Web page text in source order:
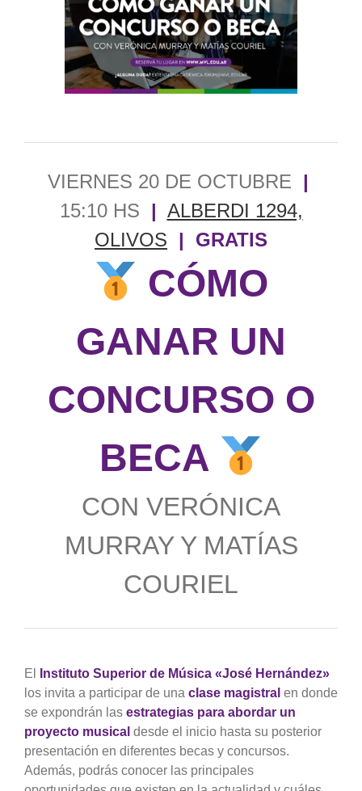
VIERNES 20 DE OCTUBRE |
15:10 HS | ALBERDI 1294,
OLIVOS | GRATIS
CÓMO
GANAR UN
CONCURSO O
BECA
CON VERÓNICA
MURRAY Y MATÍAS
COURIEL
El
Instituto Superior de Música «José Hernández»
los invita a participar de una clase magistral en donde
se expondrán las estrategias para abordar un
proyecto musical desde el inicio hasta su posterior
presentación en diferentes becas y concursos.
Además, podrás conocer las principales